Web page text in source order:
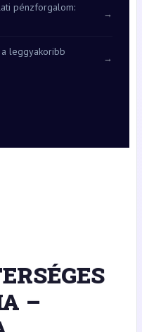
pénzforgalom:
→
leggyakoribb
→
–